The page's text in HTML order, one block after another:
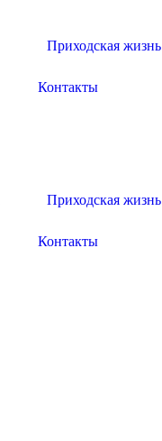
Приходская жизнь
Контакты
Приходская жизнь
Контакты